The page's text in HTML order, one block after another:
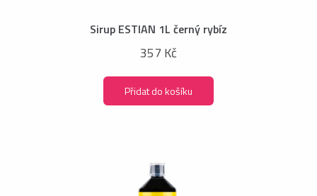
Sirup ESTIAN 1L černý rybíz
357 Kč
Přidat do košíku